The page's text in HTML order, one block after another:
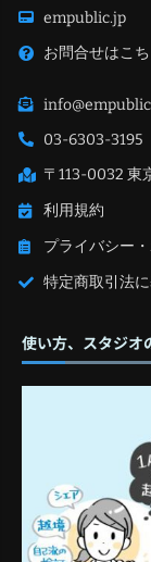
empublic.jp
お問合せはこ
03-6303-3195
〒113-0032 東
利用規約
プライバシー
特定商取引法
使い方、スタジオ